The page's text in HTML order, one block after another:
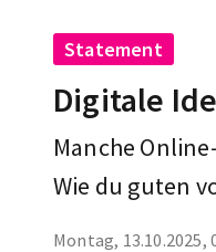
Statement
Digitale
Manche
Wie du guten
Montag, 13.10.2025,